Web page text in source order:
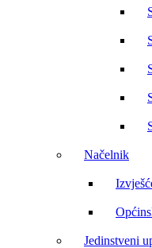
Načelnik
Jedinstveni